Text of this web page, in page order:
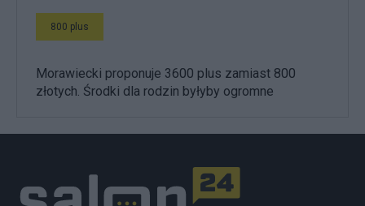
800 plus
Morawiecki proponuje 3600 plus zamiast 800
złotych. Środki dla rodzin byłyby ogromne